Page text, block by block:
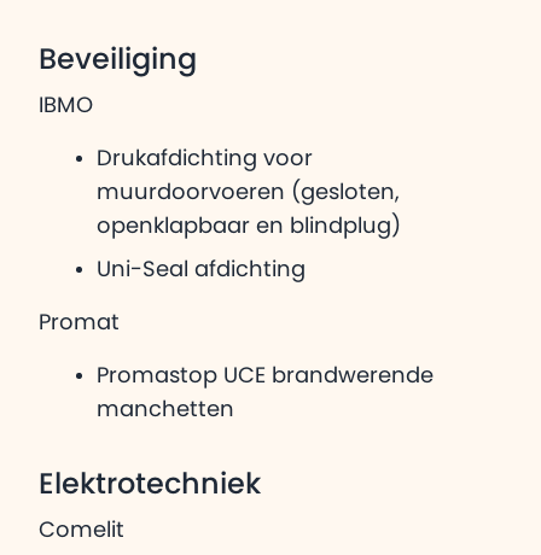
Beveiliging
IBMO
Drukafdichting voor
muurdoorvoeren (gesloten,
openklapbaar en blindplug)
Uni-Seal afdichting
Promat
Promastop UCE brandwerende
manchetten
Elektrotechniek
Comelit